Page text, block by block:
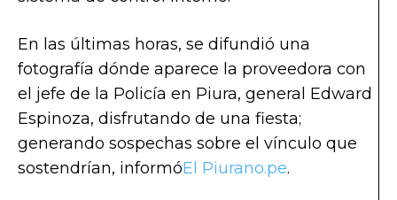
En las últimas horas, se difundió una
fotografía dónde aparece la proveedora con
el jefe de la Policía en Piura, general Edward
Espinoza, disfrutando de una fiesta;
generando sospechas sobre el vínculo que
sostendrían, informóEl Piurano.pe.